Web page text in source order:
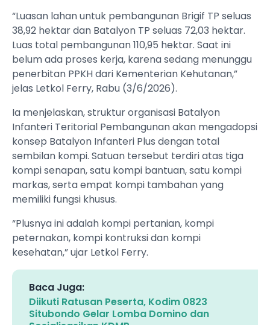
“Luasan lahan untuk pembangunan Brigif TP seluas
38,92 hektar dan Batalyon TP seluas 72,03 hektar.
Luas total pembangunan 110,95 hektar. Saat ini
belum ada proses kerja, karena sedang menunggu
penerbitan PPKH dari Kementerian Kehutanan,”
jelas Letkol Ferry, Rabu (3/6/2026).
Ia menjelaskan, struktur organisasi Batalyon
Infanteri Teritorial Pembangunan akan mengadopsi
konsep Batalyon Infanteri Plus dengan total
sembilan kompi. Satuan tersebut terdiri atas tiga
kompi senapan, satu kompi bantuan, satu kompi
markas, serta empat kompi tambahan yang
memiliki fungsi khusus.
“Plusnya ini adalah kompi pertanian, kompi
peternakan, kompi kontruksi dan kompi
kesehatan,” ujar Letkol Ferry.
Baca Juga:
Diikuti Ratusan Peserta, Kodim 0823
Situbondo Gelar Lomba Domino dan